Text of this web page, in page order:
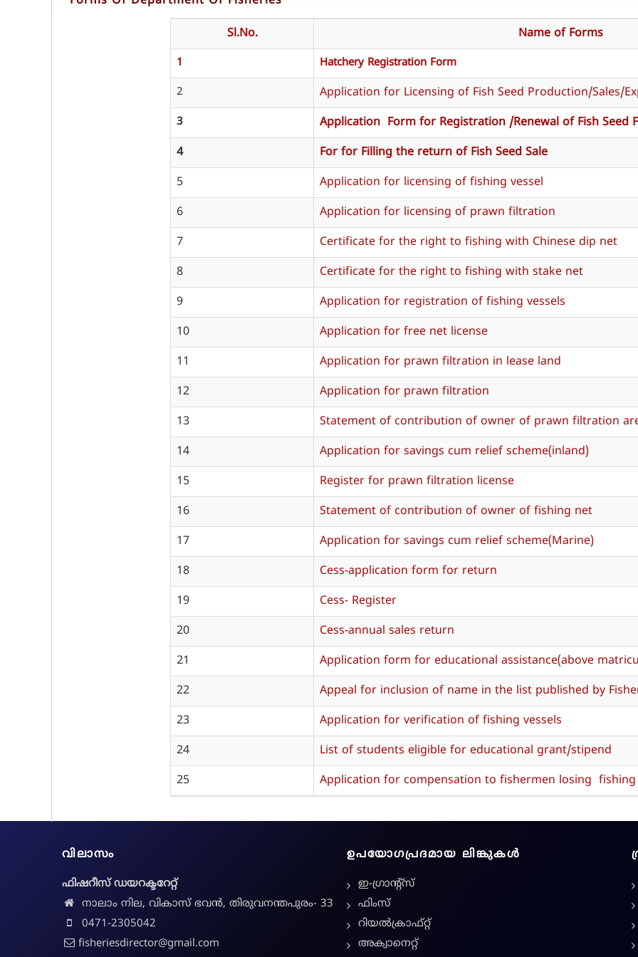
Sl.No. Name of Forms
1 Hatchery Registration Form
2 Application for Licensing of Fish Seed Production/Sales/
3 Application Form for Registration /Renewal of Fish Seed
4 For for Filling the return of Fish Seed Sale
5 Application for licensing of fishing vessel
6 Application for licensing of prawn filtration
7 Certificate for the right to fishing with Chinese dip net
8 Certificate for the right to fishing with stake net
9 Application for registration of fishing vessels
10 Application for free net license
11 Application for prawn filtration in lease land
12 Application for prawn filtration
13 Statement of contribution of owner of prawn filtration
14 Application for savings cum relief scheme(inland)
15 Register for prawn filtration license
16 Statement of contribution of owner of fishing net
17 Application for savings cum relief scheme(Marine)
18 Cess-application form for return
19 Cess- Register
20 Cess-annual sales return
21 Application form for educational assistance(above
22 Appeal for inclusion of name in the list published by
23 Application for verification of fishing vessels
24 List of students eligible for educational grant/stipend
25 Application for compensation to fishermen losing
വിലാസം
ഫിഷറീസ് ഡയറക്ടറേറ്റ്
നാലാം നില, വികാസ് ഭവൻ, തിരുവനന്തപുരം- 33
0471-2305042
fisheriesdirector@gmail.com
ഉപയോഗപ്രദമായ ലിങ്കുകൾ
ഇ-ഗ്രാന്റ്സ്
ഫിംസ്
റിയൽക്രാഫ്റ്റ്
അക്വാനെറ്റ്